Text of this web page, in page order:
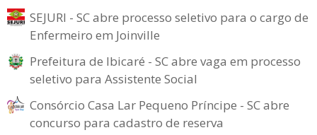
SEJURI - SC abre processo seletivo para o cargo de
Enfermeiro em Joinville
Prefeitura de Ibicaré - SC abre vaga em processo
seletivo para Assistente Social
Consórcio Casa Lar Pequeno Príncipe - SC abre
concurso para cadastro de reserva